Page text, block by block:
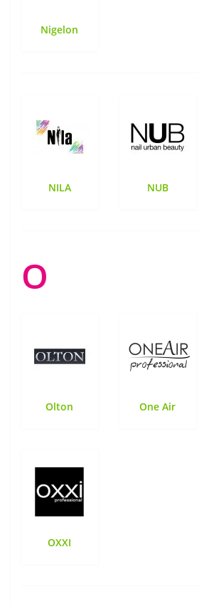
Nigelon
NILA NUB
O
Olton One Air
OXXI